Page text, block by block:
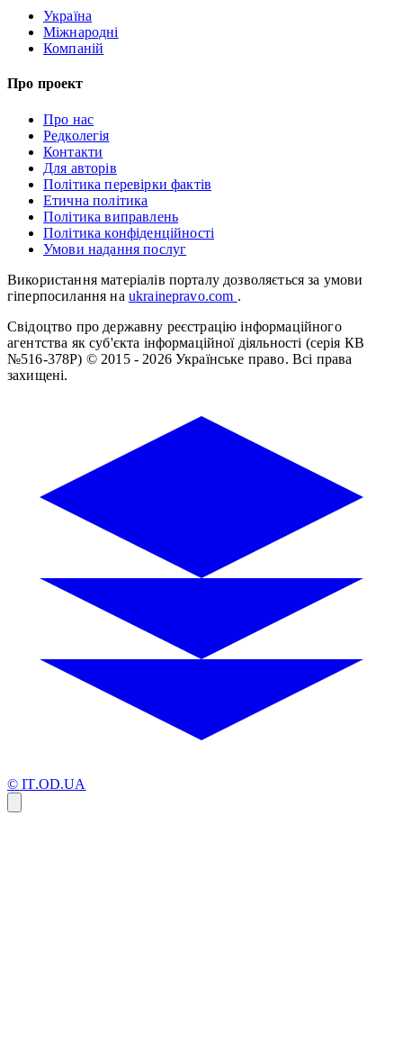
Україна
Міжнародні
Компаній
Про проект
Про нас
Редколегія
Контакти
Для авторів
Політика перевірки фактів
Етична політика
Політика виправлень
Політика конфіденційності
Умови надання послуг
Використання матеріалів порталу дозволяється за умови
гіперпосилання на ukrainepravo.com .
Свідоцтво про державну реєстрацію інформаційного
агентства як суб'єкта інформаційної діяльності (серія КВ
№516-378Р) © 2015 - 2026 Українське право. Всі права
захищені.
© IT.OD.UA